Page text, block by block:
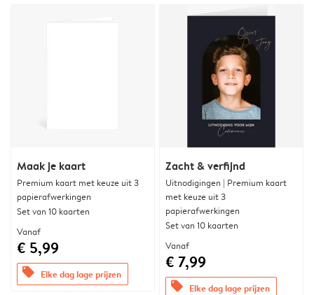
Maak je kaart
Premium kaart met keuze uit 3
papierafwerkingen
Set van 10 kaarten
Vanaf
€ 5,99
offers Elke dag lage prijzen
Zacht & verfijnd
Uitnodigingen | Premium kaart
met keuze uit 3
papierafwerkingen
Set van 10 kaarten
Vanaf
€ 7,99
offers Elke dag lage prijzen